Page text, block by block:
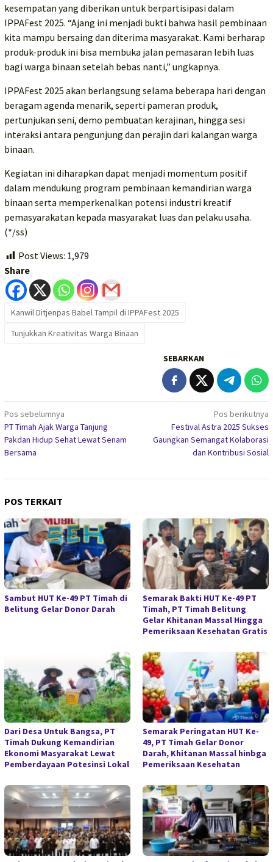
kesempatan yang diberikan untuk berpartisipasi dalam
IPPAFest 2025. “Ajang ini menjadi bukti bahwa hasil pembinaan
kita mampu bersaing dan diterima masyarakat. Kami berharap
produk-produk ini bisa membuka jalan pemasaran lebih luas
bagi warga binaan setelah bebas nanti,” ungkapnya.
IPPAFest 2025 akan berlangsung selama beberapa hari dengan
beragam agenda menarik, seperti pameran produk,
pertunjukan seni, demo pembuatan kerajinan, hingga sesi
interaksi antara pengunjung dan perajin dari kalangan warga
binaan.
Kegiatan ini diharapkan dapat menjadi momentum positif
dalam mendukung program pembinaan kemandirian warga
binaan serta memperkenalkan potensi industri kreatif
pemasyarakatan kepada masyarakat luas dan pelaku usaha.
(*/ss)
Post Views: 1,979
Share
Kanwil Ditjenpas Babel Tampil di IPPAFest 2025
Tunjukkan Kreativitas Warga Binaan
SEBARKAN
Navigasi
pos
Pos sebelumnya
PT Timah Ajak Warga Tanjung
Pakdan Hidup Sehat Lewat Senam
Bersama
Pos berikutnya
Festival Astra 2025 Sukses
Gaungkan Semangat Kolaborasi
dan Kontribusi Sosial
POS TERKAIT
Sambut HUT Ke-49 PT Timah di
Belitung Gelar Donor Darah
Semarak Bakti HUT Ke-49 PT
Timah, PT Timah Belitung
Gelar Khitanan Massal Hingga
Pemeriksaan Kesehatan Gratis
Dari Desa Untuk Bangsa, PT
Timah Dukung Kemandirian
Ekonomi Masyarakat Lewat
Pemberdayaan Potesinsi Lokal
Semarak Peringatan HUT Ke-
49, PT Timah Gelar Donor
Darah, Khitanan Massal hinbga
Pemeriksaan Kesehatan